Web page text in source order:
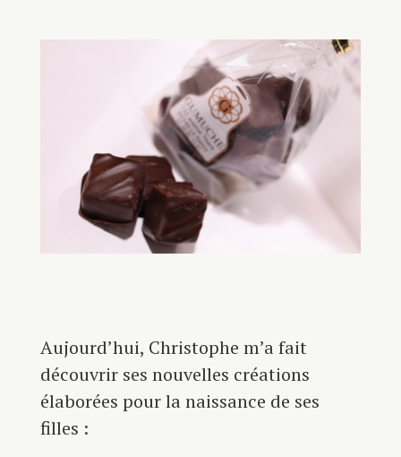
Aujourd’hui, Christophe m’a fait
découvrir ses nouvelles créations
élaborées pour la naissance de ses
filles :